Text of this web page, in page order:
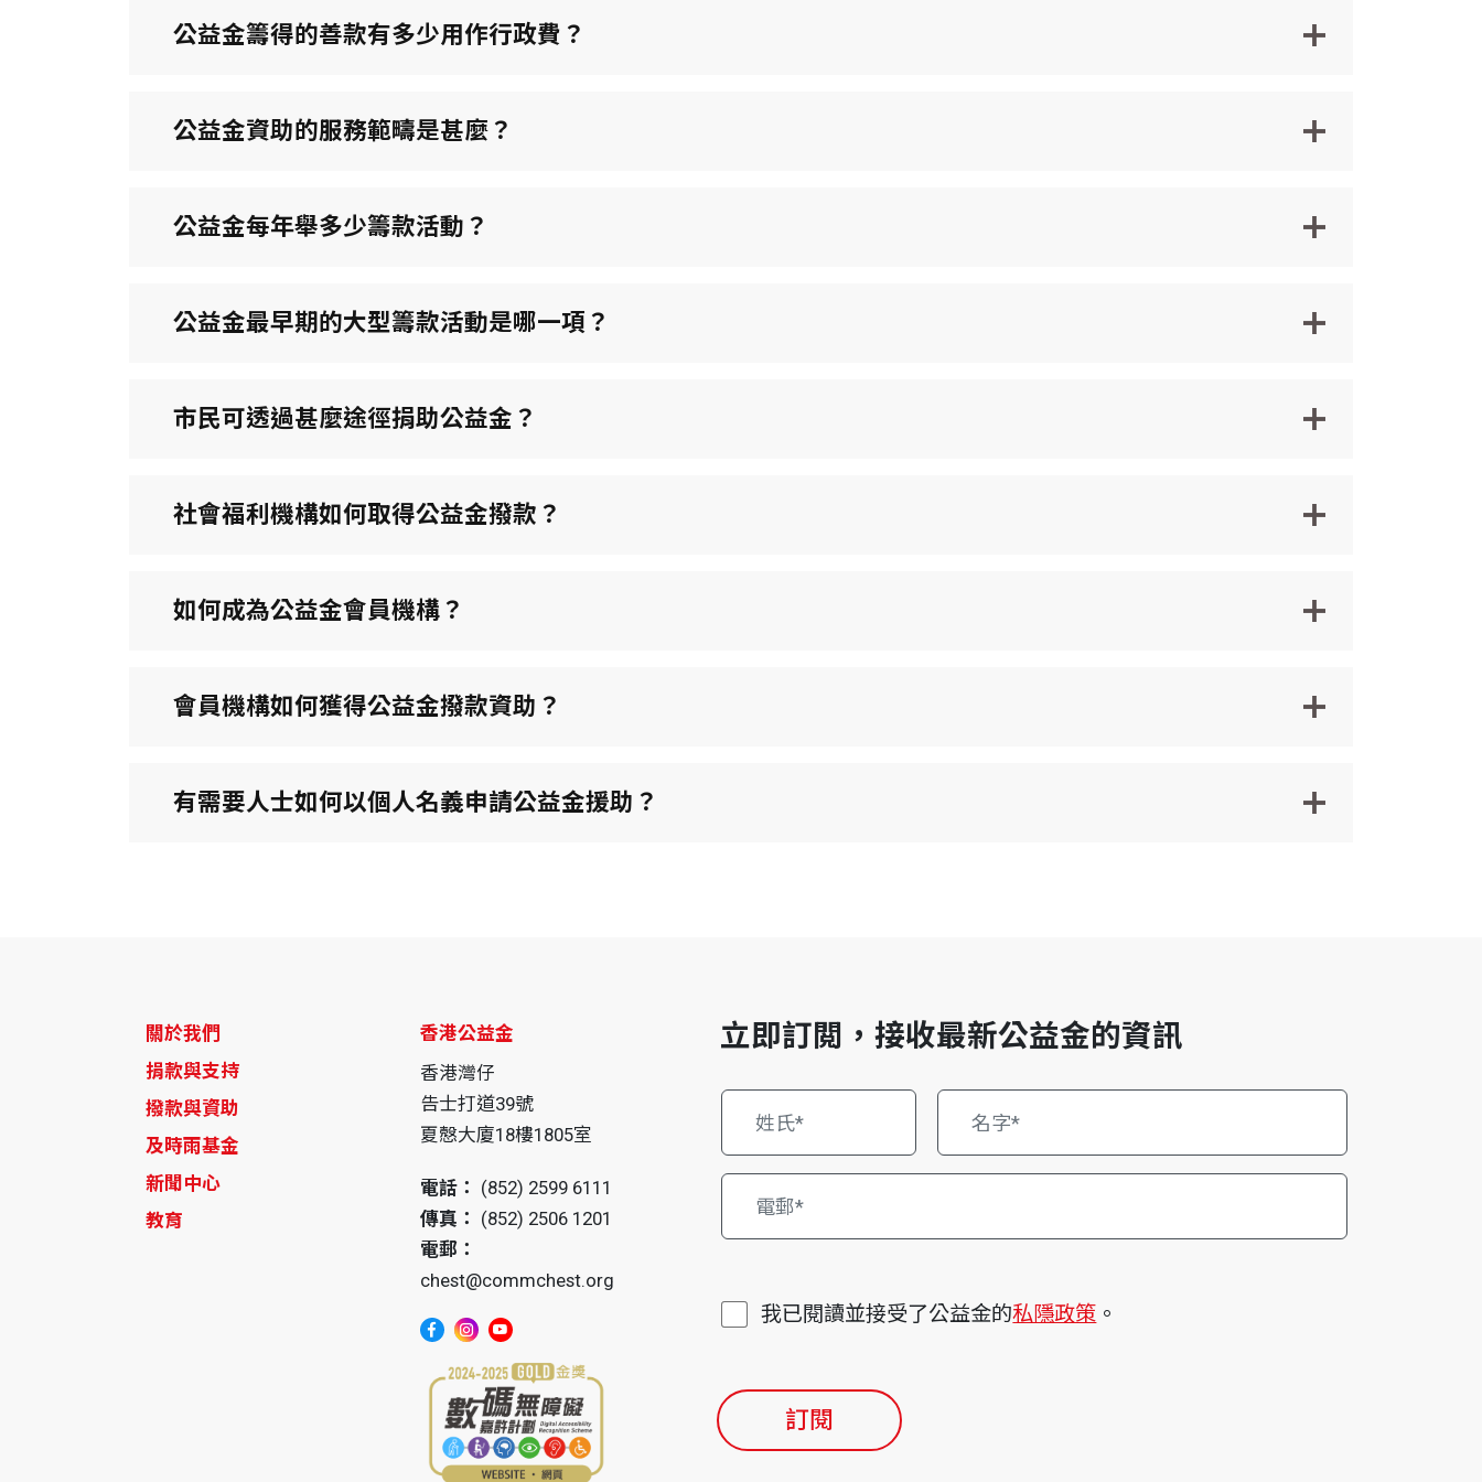
公益金籌得的善款有多少用作行政費？
公益金資助的服務範疇是甚麼？
公益金每年舉多少籌款活動？
公益金最早期的大型籌款活動是哪一項？
市民可透過甚麼途徑捐助公益金？
社會福利機構如何取得公益金撥款？
如何成為公益金會員機構？
會員機構如何獲得公益金撥款資助？
有需要人士如何以個人名義申請公益金援助？
關於我們
捐款與支持
撥款與資助
及時雨基金
新聞中心
教育
香港公益金
香港灣仔
告士打道39號
夏慤大廈18樓1805室
電話： (852) 2599 6111
傳真： (852) 2506 1201
電郵：
chest@commchest.org
立即訂閲，接收最新公益金的資訊
我已閱讀並接受了公益金的私隱政策 。
訂閱